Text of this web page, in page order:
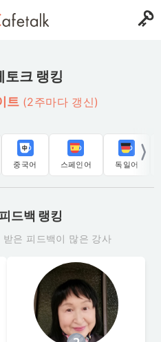
토크 랭킹
트 (2주마다 갱신)
중국어 스페인어 독일어
피드백 랭킹
은 피드백이 많은 강사